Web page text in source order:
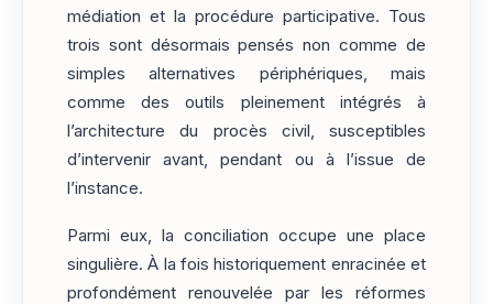
médiation et la procédure participative. Tous
trois sont désormais pensés non comme de
simples alternatives périphériques, mais
comme des outils pleinement intégrés à
l’architecture du procès civil, susceptibles
d’intervenir avant, pendant ou à l’issue de
l’instance.
Parmi eux, la conciliation occupe une place
singulière. À la fois historiquement enracinée et
profondément renouvelée par les réformes